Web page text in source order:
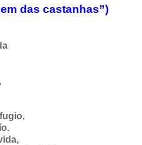
das castanhas”)